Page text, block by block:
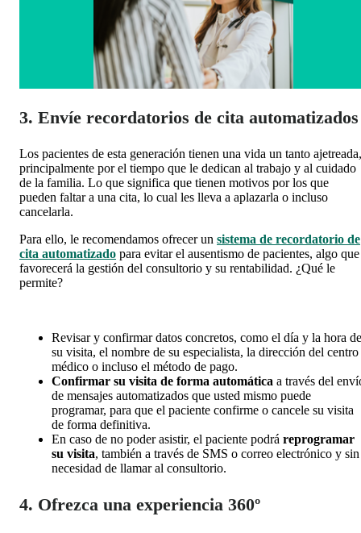
3. Envíe recordatorios de cita automatizados
Los pacientes de esta generación tienen una vida un tanto ajetreada,
principalmente por el tiempo que le dedican al trabajo y al cuidado
de la familia. Lo que significa que tienen motivos por los que
pueden faltar a una cita, lo cual les lleva a aplazarla o incluso
cancelarla.
Para ello, le recomendamos ofrecer un sistema de recordatorio de
cita automatizado para evitar el ausentismo de pacientes, algo que
favorecerá la gestión del consultorio y su rentabilidad. ¿Qué le
permite?
Revisar y confirmar datos concretos, como el día y la hora de
su visita, el nombre de su especialista, la dirección del centro
médico o incluso el método de pago.
Confirmar su visita de forma automática a través del
de mensajes automatizados que usted mismo puede
programar, para que el paciente confirme o cancele su visita
de forma definitiva.
En caso de no poder asistir, el paciente podrá reprogramar
su visita, también a través de SMS o correo electrónico y sin
necesidad de llamar al consultorio.
4. Ofrezca una experiencia 360º